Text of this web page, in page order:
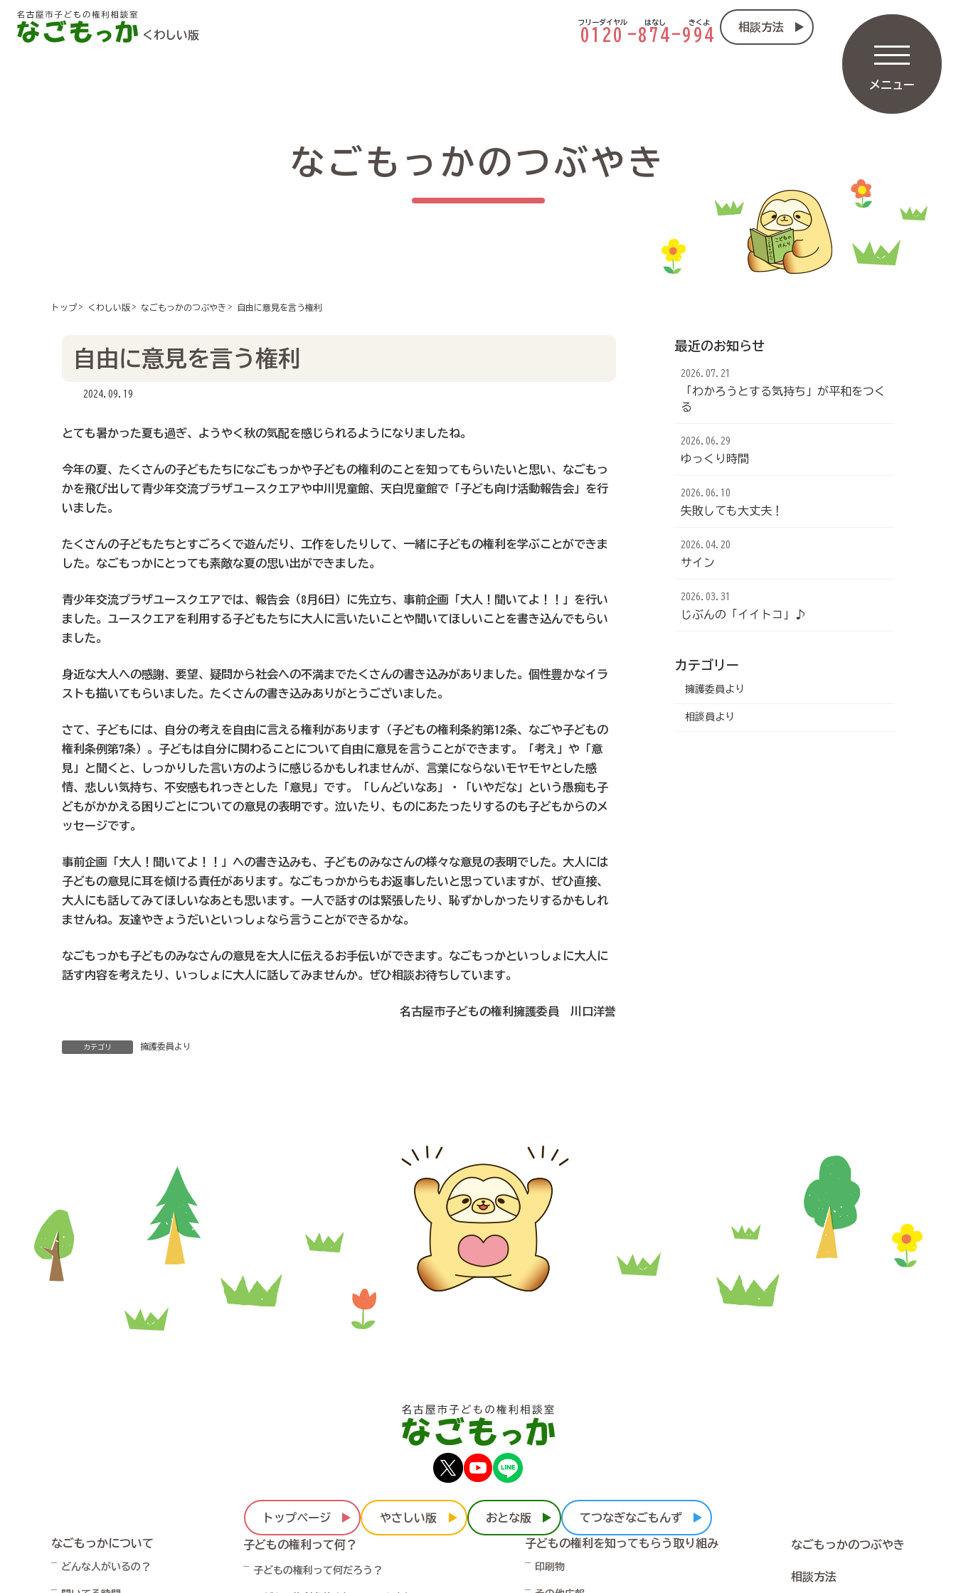
くわしい版 0120
フリーダイヤル
-874
はなし
-994
きくよ 相談方法
メニュー
なごもっかのつぶやき
トップ くわしい版 なごもっかのつぶやき 自由に意見を言う権利
自由に意見を言う権利
2024.09.19
とても暑かった夏も過ぎ、ようやく秋の気配を感じられるようになりましたね。
今年の夏、たくさんの子どもたちになごもっかや子どもの権利のことを知ってもらいたいと思い、なごもっ
かを飛び出して青少年交流プラザユースクエアや中川児童館、天白児童館で「子ども向け活動報告会」を行
いました。
たくさんの子どもたちとすごろくで遊んだり、工作をしたりして、一緒に子どもの権利を学ぶことができま
した。なごもっかにとっても素敵な夏の思い出ができました。
青少年交流プラザユースクエアでは、報告会（8月6日）に先立ち、事前企画「大人！聞いてよ！！」を行い
ました。ユースクエアを利用する子どもたちに大人に言いたいことや聞いてほしいことを書き込んでもらい
ました。
身近な大人への感謝、要望、疑問から社会への不満までたくさんの書き込みがありました。個性豊かなイラ
ストも描いてもらいました。たくさんの書き込みありがとうございました。
さて、子どもには、自分の考えを自由に言える権利があります（子どもの権利条約第12条、なごや子どもの
権利条例第7条）。子どもは自分に関わることについて自由に意見を言うことができます。「考え」や「意
見」と聞くと、しっかりした言い方のように感じるかもしれませんが、言葉にならないモヤモヤとした感
情、悲しい気持ち、不安感もれっきとした「意見」です。「しんどいなあ」・「いやだな」という愚痴も子
どもがかかえる困りごとについての意見の表明です。泣いたり、ものにあたったりするのも子どもからのメ
ッセージです。
事前企画「大人！聞いてよ！！」への書き込みも、子どものみなさんの様々な意見の表明でした。大人には
子どもの意見に耳を傾ける責任があります。なごもっかからもお返事したいと思っていますが、ぜひ直接、
大人にも話してみてほしいなあとも思います。一人で話すのは緊張したり、恥ずかしかったりするかもしれ
ませんね。友達やきょうだいといっしょなら言うことができるかな。
なごもっかも子どものみなさんの意見を大人に伝えるお手伝いができます。なごもっかといっしょに大人に
話す内容を考えたり、いっしょに大人に話してみませんか。ぜひ相談お待ちしています。
名古屋市子どもの権利擁護委員 川口洋誉
カテゴリ 擁護委員より
最近のお知らせ
2026.07.21
「わかろうとする気持ち」が平和をつく
る
2026.06.29
ゆっくり時間
2026.06.10
失敗しても大丈夫！
2026.04.20
サイン
2026.03.31
じぶんの「イイトコ」♪
カテゴリー
擁護委員より
相談員より
トップページ やさしい版 おとな版 てつなぎなごもんず
なごもっかについて
どんな人がいるの？
子どもの権利って何？
子どもの権利って何だろう？
子どもの権利を知ってもらう取り組み
印刷物
なごもっかのつぶやき
相談方法